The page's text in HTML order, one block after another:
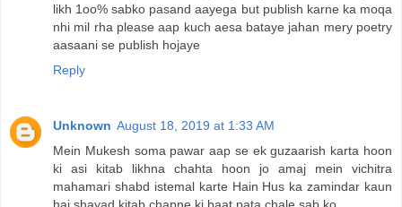
likh 1oo% sabko pasand aayega but publish karne ka moqa
nhi mil rha please aap kuch aesa bataye jahan mery poetry
aasaani se publish hojaye
Reply
Unknown August 18, 2019 at 1:33 AM
Mein Mukesh soma pawar aap se ek guzaarish karta hoon
ki asi kitab likhna chahta hoon jo amaj mein vichitra
mahamari shabd istemal karte Hain Hus ka zamindar kaun
hai shayad kitab chapne ki baat pata chale sab ko